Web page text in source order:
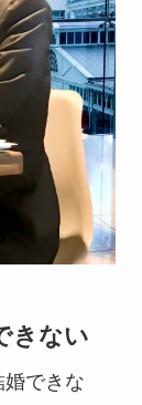
きない
できな